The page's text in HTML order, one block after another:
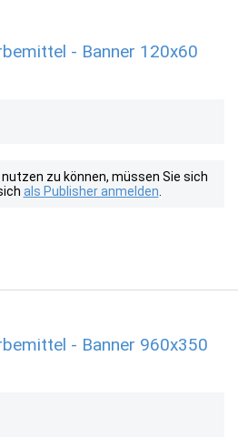
- Banner 120x60
zu können, müssen Sie sich
als Publisher anmelden
- Banner 960x350